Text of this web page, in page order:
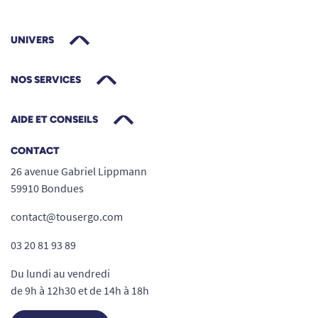
UNIVERS
NOS SERVICES
AIDE ET CONSEILS
CONTACT
26 avenue Gabriel Lippmann
59910 Bondues
contact@tousergo.com
03 20 81 93 89
Du lundi au vendredi
de 9h à 12h30 et de 14h à 18h